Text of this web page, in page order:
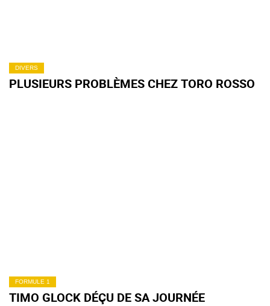
DIVERS
PLUSIEURS PROBLÈMES CHEZ TORO ROSSO
FORMULE 1
TIMO GLOCK DÉÇU DE SA JOURNÉE